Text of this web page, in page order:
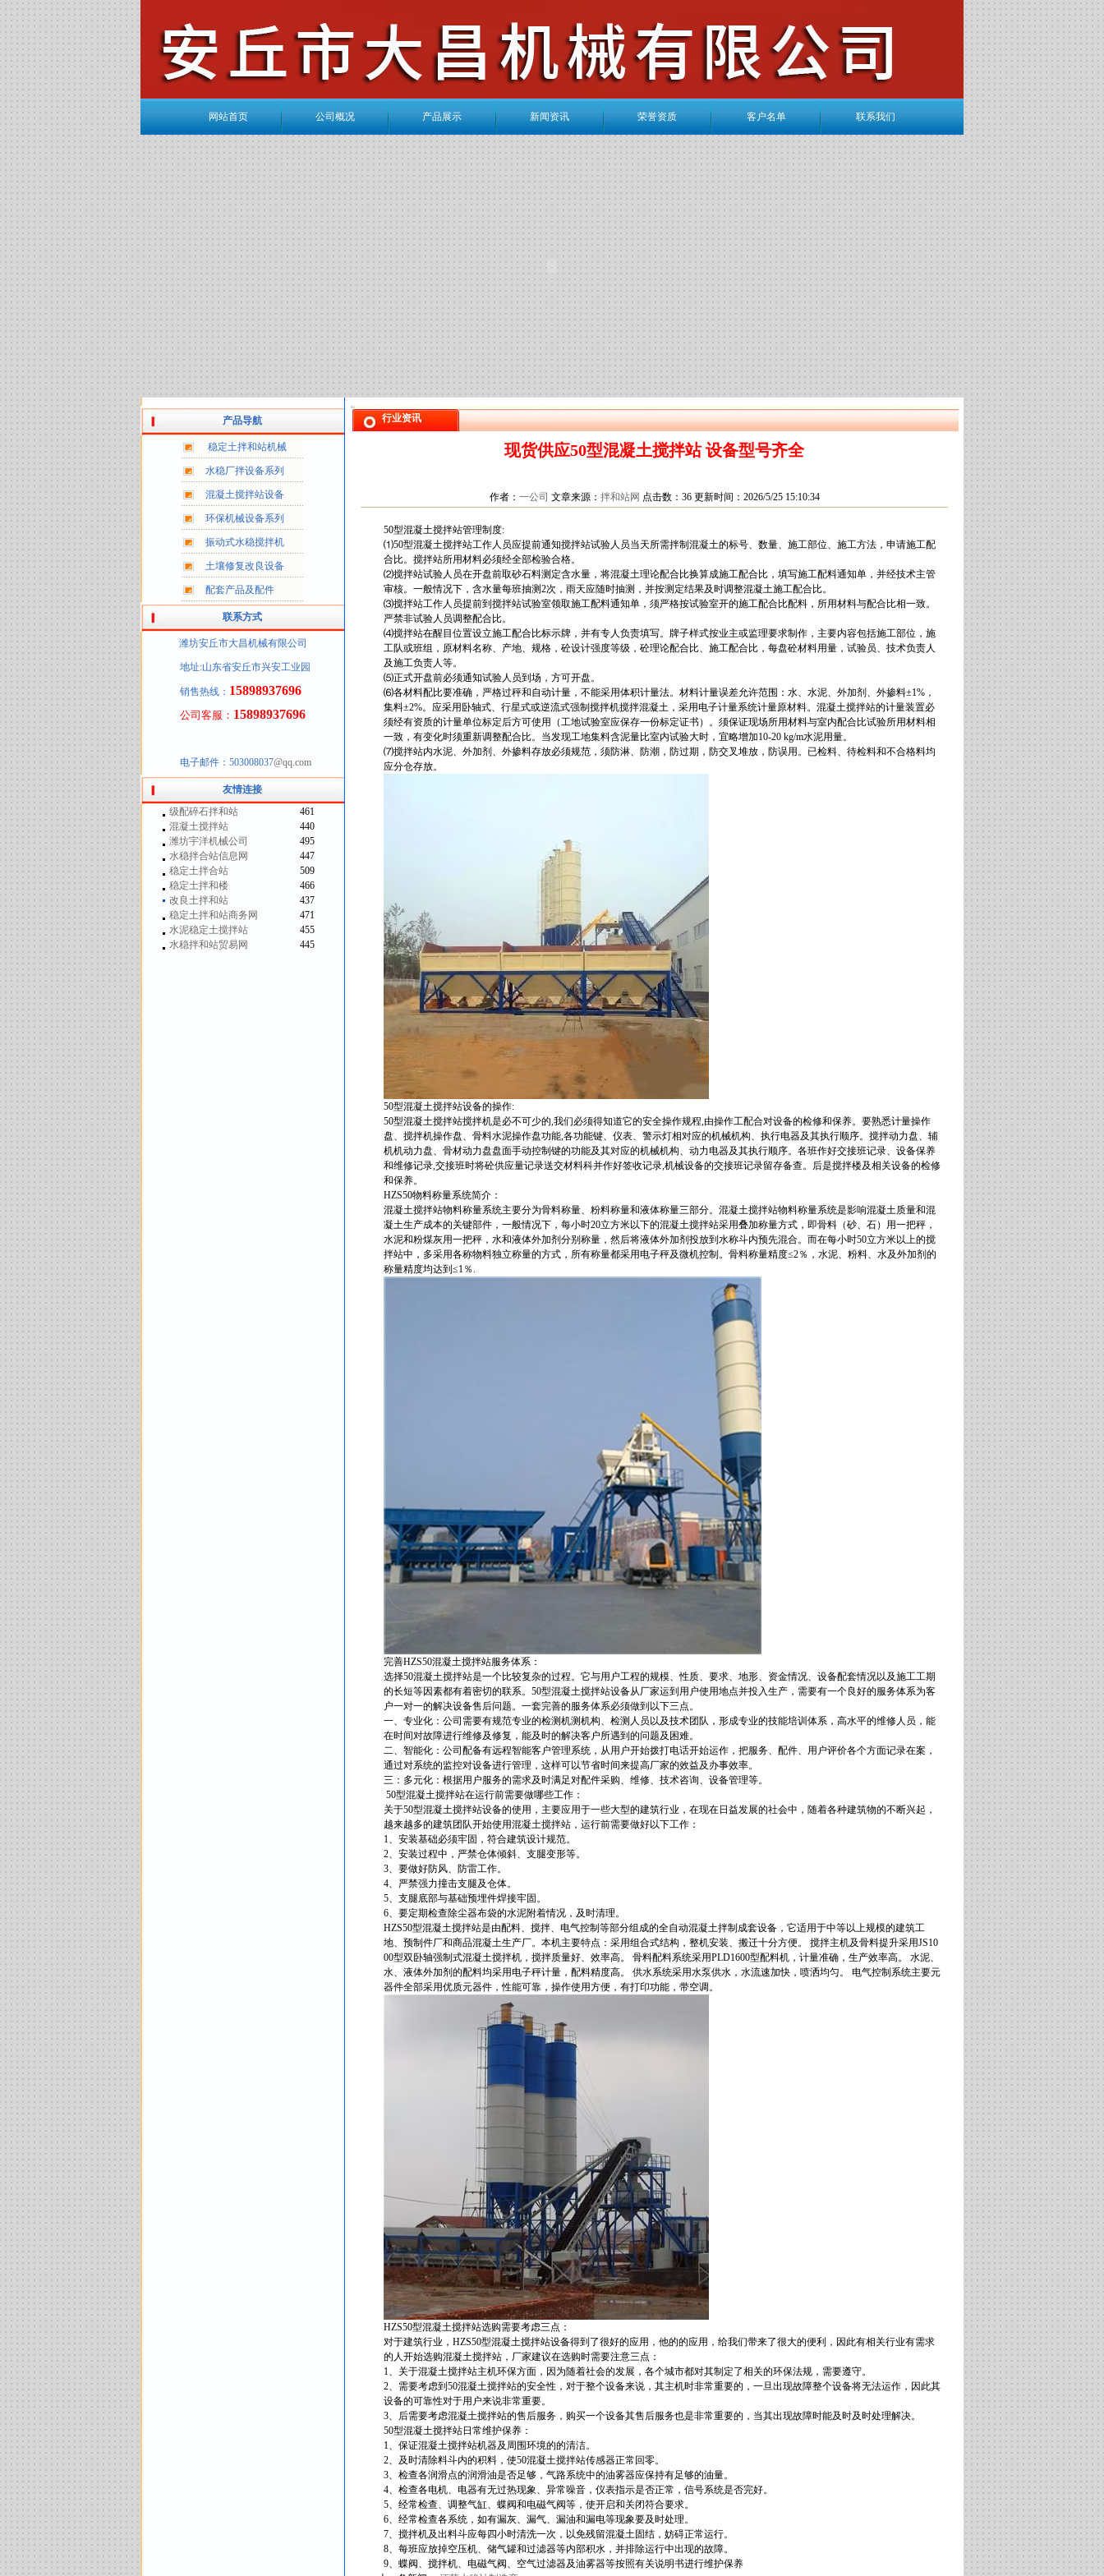
网站首页 公司概况 产品展示 新闻资讯 荣誉资质 客户名单 联系我们
产品导航
稳定土拌和站机械
水稳厂拌设备系列
混凝土搅拌站设备
环保机械设备系列
振动式水稳搅拌机
土壤修复改良设备
配套产品及配件
联系方式
潍坊安丘市大昌机械有限公司
地址:山东省安丘市兴安工业园
销售热线： 15898937696
公司客服： 15898937696
电子邮件：503008037@qq.com
友情连接
级配碎石拌和站
461
混凝土搅拌站
440
潍坊宇洋机械公司
495
水稳拌合站信息网
447
稳定土拌合站
509
稳定土拌和楼
466
改良土拌和站
437
稳定土拌和站商务网
471
水泥稳定土搅拌站
455
水稳拌和站贸易网
445
行业资讯
现货供应50型混凝土搅拌站 设备型号齐全
作者： 一公司 文章来源： 拌和站网 点击数： 36 更新时间：2026/5/25 15:10:34
50型混凝土搅拌站管理制度:
⑴50型混凝土搅拌站工作人员应提前通知搅拌站试验人员当天所需拌制混凝土的标号、数量、施工部位、施工方法，申请施工配
合比。搅拌站所用材料必须经全部检验合格。
⑵搅拌站试验人员在开盘前取砂石料测定含水量，将混凝土理论配合比换算成施工配合比，填写施工配料通知单，并经技术主管
审核。一般情况下，含水量每班抽测2次，雨天应随时抽测，并按测定结果及时调整混凝土施工配合比。
⑶搅拌站工作人员提前到搅拌站试验室领取施工配料通知单，须严格按试验室开的施工配合比配料，所用材料与配合比相一致。
严禁非试验人员调整配合比。
⑷搅拌站在醒目位置设立施工配合比标示牌，并有专人负责填写。牌子样式按业主或监理要求制作，主要内容包括施工部位，施
工队或班组，原材料名称、产地、规格，砼设计强度等级，砼理论配合比、施工配合比，每盘砼材料用量，试验员、技术负责人
及施工负责人等。
⑸正式开盘前必须通知试验人员到场，方可开盘。
⑹各材料配比要准确，严格过秤和自动计量，不能采用体积计量法。材料计量误差允许范围：水、水泥、外加剂、外掺料±1%，
集料±2%。应采用卧轴式、行星式或逆流式强制搅拌机搅拌混凝土，采用电子计量系统计量原材料。混凝土搅拌站的计量装置必
须经有资质的计量单位标定后方可使用（工地试验室应保存一份标定证书）。须保证现场所用材料与室内配合比试验所用材料相
一致，有变化时须重新调整配合比。当发现工地集料含泥量比室内试验大时，宜略增加10-20 kg/m水泥用量。
⑺搅拌站内水泥、外加剂、外掺料存放必须规范，须防淋、防潮，防过期，防交叉堆放，防误用。已检料、待检料和不合格料均
应分仓存放。
50型混凝土搅拌站设备的操作:
50型混凝土搅拌站搅拌机是必不可少的,我们必须得知道它的安全操作规程,由操作工配合对设备的检修和保养。要熟悉计量操作
盘、搅拌机操作盘、骨料水泥操作盘功能,各功能键、仪表、警示灯相对应的机械机构、执行电器及其执行顺序。搅拌动力盘、辅
机机动力盘、骨材动力盘盘面手动控制键的功能及其对应的机械机构、动力电器及其执行顺序。各班作好交接班记录、设备保养
和维修记录,交接班时将砼供应量记录送交材料科并作好签收记录,机械设备的交接班记录留存备查。后是搅拌楼及相关设备的检修
和保养。
HZS50物料称量系统简介：
混凝土搅拌站物料称量系统主要分为骨料称量、粉料称量和液体称量三部分。混凝土搅拌站物料称量系统是影响混凝土质量和混
凝土生产成本的关键部件，一般情况下，每小时20立方米以下的混凝土搅拌站采用叠加称量方式，即骨料（砂、石）用一把秤，
水泥和粉煤灰用一把秤，水和液体外加剂分别称量，然后将液体外加剂投放到水称斗内预先混合。而在每小时50立方米以上的搅
拌站中，多采用各称物料独立称量的方式，所有称量都采用电子秤及微机控制。骨料称量精度≤2％，水泥、粉料、水及外加剂的
称量精度均达到≤1％.
完善HZS50混凝土搅拌站服务体系：
选择50混凝土搅拌站是一个比较复杂的过程。它与用户工程的规模、性质、要求、地形、资金情况、设备配套情况以及施工工期
的长短等因素都有着密切的联系。50型混凝土搅拌站设备从厂家运到用户使用地点并投入生产，需要有一个良好的服务体系为客
户一对一的解决设备售后问题。一套完善的服务体系必须做到以下三点。
一、专业化：公司需要有规范专业的检测机测机构、检测人员以及技术团队，形成专业的技能培训体系，高水平的维修人员，能
在时间对故障进行维修及修复，能及时的解决客户所遇到的问题及困难。
二、智能化：公司配备有远程智能客户管理系统，从用户开始拨打电话开始运作，把服务、配件、用户评价各个方面记录在案，
通过对系统的监控对设备进行管理，这样可以节省时间来提高厂家的效益及办事效率。
三：多元化：根据用户服务的需求及时满足对配件采购、维修、技术咨询、设备管理等。
50型混凝土搅拌站在运行前需要做哪些工作：
关于50型混凝土搅拌站设备的使用，主要应用于一些大型的建筑行业，在现在日益发展的社会中，随着各种建筑物的不断兴起，
越来越多的建筑团队开始使用混凝土搅拌站，运行前需要做好以下工作：
1、安装基础必须牢固，符合建筑设计规范。
2、安装过程中，严禁仓体倾斜、支腿变形等。
3、要做好防风、防雷工作。
4、严禁强力撞击支腿及仓体。
5、支腿底部与基础预埋件焊接牢固。
6、要定期检查除尘器布袋的水泥附着情况，及时清理。
HZS50型混凝土搅拌站是由配料、搅拌、电气控制等部分组成的全自动混凝土拌制成套设备，它适用于中等以上规模的建筑工
地、预制件厂和商品混凝土生产厂。本机主要特点：采用组合式结构，整机安装、搬迁十分方便。 搅拌主机及骨料提升采用JS10
00型双卧轴强制式混凝土搅拌机，搅拌质量好、效率高。 骨料配料系统采用PLD1600型配料机，计量准确，生产效率高。 水泥、
水、液体外加剂的配料均采用电子秤计量，配料精度高。 供水系统采用水泵供水，水流速加快，喷洒均匀。 电气控制系统主要元
器件全部采用优质元器件，性能可靠，操作使用方便，有打印功能，带空调。
HZS50型混凝土搅拌站选购需要考虑三点：
对于建筑行业，HZS50型混凝土搅拌站设备得到了很好的应用，他的的应用，给我们带来了很大的便利，因此有相关行业有需求
的人开始选购混凝土搅拌站，厂家建议在选购时需要注意三点：
1、关于混凝土搅拌站主机环保方面，因为随着社会的发展，各个城市都对其制定了相关的环保法规，需要遵守。
2、需要考虑到50混凝土搅拌站的安全性，对于整个设备来说，其主机时非常重要的，一旦出现故障整个设备将无法运作，因此其
设备的可靠性对于用户来说非常重要。
3、后需要考虑混凝土搅拌站的售后服务，购买一个设备其售后服务也是非常重要的，当其出现故障时能及时及时处理解决。
50型混凝土搅拌站日常维护保养：
1、保证混凝土搅拌站机器及周围环境的的清洁。
2、及时清除料斗内的积料，使50混凝土搅拌站传感器正常回零。
3、检查各润滑点的润滑油是否足够，气路系统中的油雾器应保持有足够的油量。
4、检查各电机、电器有无过热现象、异常噪音，仪表指示是否正常，信号系统是否完好。
5、经常检查、调整气缸、蝶阀和电磁气阀等，使开启和关闭符合要求。
6、经常检查各系统，如有漏灰、漏气、漏油和漏电等现象要及时处理。
7、搅拌机及出料斗应每四小时清洗一次，以免残留混凝土固结，妨碍正常运行。
8、每班应放掉空压机、储气罐和过滤器等内部积水，并排除运行中出现的故障。
9、蝶阀、搅拌机、电磁气阀、空气过滤器及油雾器等按照有关说明书进行维护保养